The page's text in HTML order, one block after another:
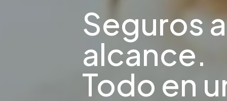
Seguros
alcance.
Todo en